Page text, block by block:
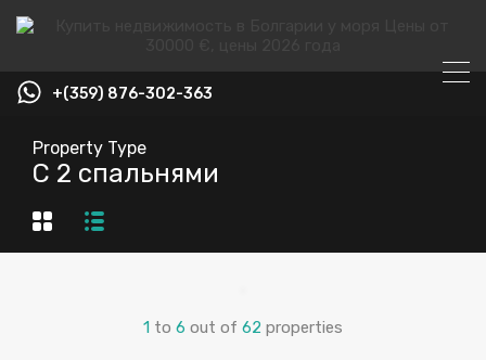
+(359) 876-302-363
Property Type
С 2 спальнями
1 to 6 out of 62 properties